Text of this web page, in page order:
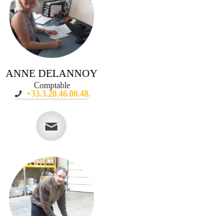
ANNE DELANNOY
Comptable
+33.3.20.46.00.48.